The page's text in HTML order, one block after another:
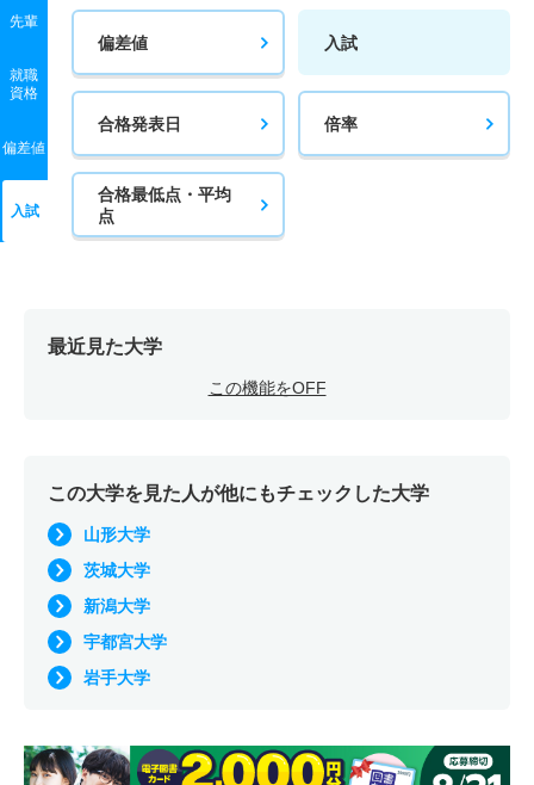
先輩
就職
資格
偏差値
入試
偏差値 入試
合格発表日 倍率
合格最低点・平均
点
最近見た大学
この機能をOFF
この大学を見た人が他にもチェックした大学
山形大学
茨城大学
新潟大学
宇都宮大学
岩手大学